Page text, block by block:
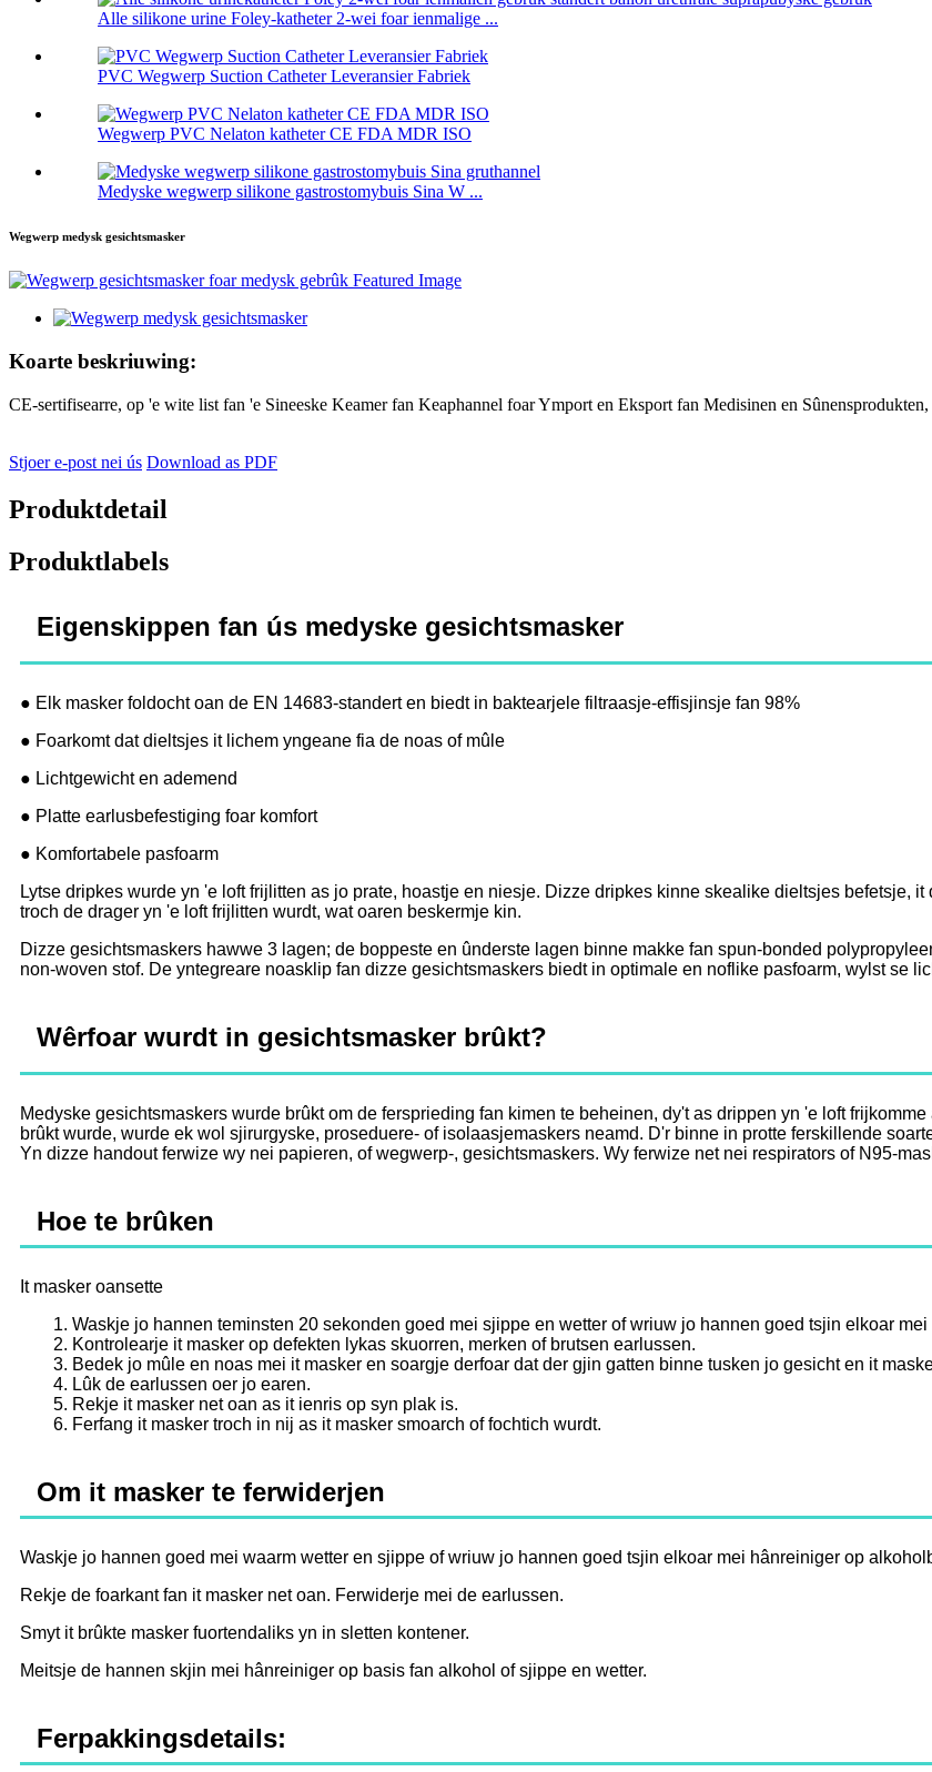
Alle silikone urine Foley-katheter 2-wei foar ienmalige ...
PVC Wegwerp Suction Catheter Leveransier Fabriek
Wegwerp PVC Nelaton katheter CE FDA MDR ISO
Medyske wegwerp silikone gastrostomybuis Sina W ...
Wegwerp medysk gesichtsmasker
Koarte beskriuwing:
CE-sertifisearre, op 'e wite list fan 'e Sineeske Keamer fan Keaphannel foar Ymport en Eksport fan Medisinen en
Stjoer e-post nei ús Download as PDF
Produktdetail
Produktlabels
Eigenskippen fan ús medyske gesichtsmasker
● Elk masker foldocht oan de EN 14683-standert en biedt in baktearjele filtraasje-effisjinsje fan 98%
● Foarkomt dat dieltsjes it lichem yngeane fia de noas of mûle
● Lichtgewicht en ademend
● Platte earlusbefestiging foar komfort
● Komfortabele pasfoarm
Lytse dripkes wurde yn 'e loft frijlitten as jo prate, hoastje en niesje. Dizze dripkes kinne skealike dieltsjes befetsje,
troch de drager yn 'e loft frijlitten wurdt, wat oaren beskermje kin.
Dizze gesichtsmaskers hawwe 3 lagen; de boppeste en ûnderste lagen binne makke fan spun-bonded
non-woven stof. De yntegreare noasklip fan dizze gesichtsmaskers biedt in optimale en noflike pasfoarm, wylst se
Wêrfoar wurdt in gesichtsmasker brûkt?
Medyske gesichtsmaskers wurde brûkt om de fersprieding fan kimen te beheinen, dy't as drippen yn 'e loft
brûkt wurde, wurde ek wol sjirurgyske, proseduere- of isolaasjemaskers neamd. D'r binne in protte ferskillende
Yn dizze handout ferwize wy nei papieren, of wegwerp-, gesichtsmaskers. Wy ferwize net nei respirators of N95-
Hoe te brûken
It masker oansette
1. Waskje jo hannen teminsten 20 sekonden goed mei sjippe en wetter of wriuw jo hannen goed tsjin elkoar
2. Kontrolearje it masker op defekten lykas skuorren, merken of brutsen earlussen.
3. Bedek jo mûle en noas mei it masker en soargje derfoar dat der gjin gatten binne tusken jo gesicht en it
4. Lûk de earlussen oer jo earen.
5. Rekje it masker net oan as it ienris op syn plak is.
6. Ferfang it masker troch in nij as it masker smoarch of fochtich wurdt.
Om it masker te ferwiderjen
Waskje jo hannen goed mei waarm wetter en sjippe of wriuw jo hannen goed tsjin elkoar mei hânreiniger op
Rekje de foarkant fan it masker net oan. Ferwiderje mei de earlussen.
Smyt it brûkte masker fuortendaliks yn in sletten kontener.
Meitsje de hannen skjin mei hânreiniger op basis fan alkohol of sjippe en wetter.
Ferpakkingsdetails: